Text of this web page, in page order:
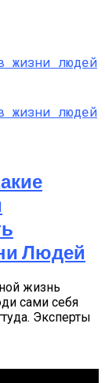
Людей
жизнь
сами себя
Эксперты